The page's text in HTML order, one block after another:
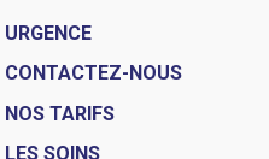
URGENCE
CONTACTEZ-NOUS
NOS TARIFS
LES SOINS